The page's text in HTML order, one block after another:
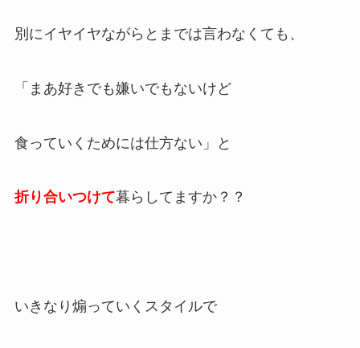
別にイヤイヤながらとまでは言わなくても、
「まあ好きでも嫌いでもないけど
食っていくためには仕方ない」と
折り合いつけて暮らしてますか？？
いきなり煽っていくスタイルで